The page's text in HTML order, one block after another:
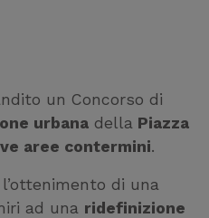
un Concorso di
urbana della Piazza
aree contermini.
di una
ad una ridefinizione